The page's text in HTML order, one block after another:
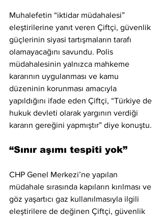
Muhalefetin “iktidar müdahalesi”
eleştirilerine yanıt veren Çiftçi, güvenlik
güçlerinin siyasi tartışmaların tarafı
olamayacağını savundu. Polis
müdahalesinin yalnızca mahkeme
kararının uygulanması ve kamu
düzeninin korunması amacıyla
yapıldığını ifade eden Çiftçi, “Türkiye de
hukuk devleti olarak yargının verdiği
kararın gereğini yapmıştır” diye konuştu.
“Sınır aşımı tespiti yok”
CHP Genel Merkezi’ne yapılan
müdahale sırasında kapıların kırılması ve
göz yaşartıcı gaz kullanılmasıyla ilgili
eleştirilere de değinen Çiftçi, güvenlik